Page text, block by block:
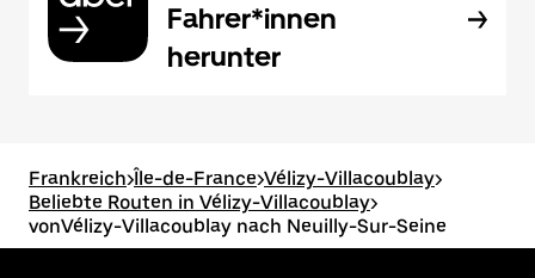
Fahrer*innen
herunter
Frankreich>Île-de-France>Vélizy-Villacoublay>
Beliebte Routen in Vélizy-Villacoublay>
vonVélizy-Villacoublay nach Neuilly-Sur-Seine